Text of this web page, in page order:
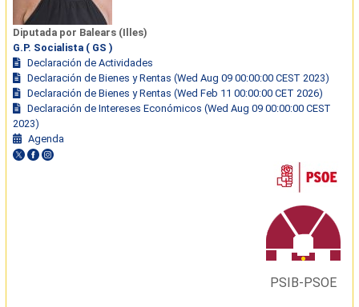
Diputada por Balears (Illes)
G.P. Socialista ( GS )
Declaración de Actividades
Declaración de Bienes y Rentas (Wed Aug 09 00:00:00 CEST 2023)
Declaración de Bienes y Rentas (Wed Feb 11 00:00:00 CET 2026)
Declaración de Intereses Económicos (Wed Aug 09 00:00:00 CEST
2023)
Agenda
PSIB-PSOE